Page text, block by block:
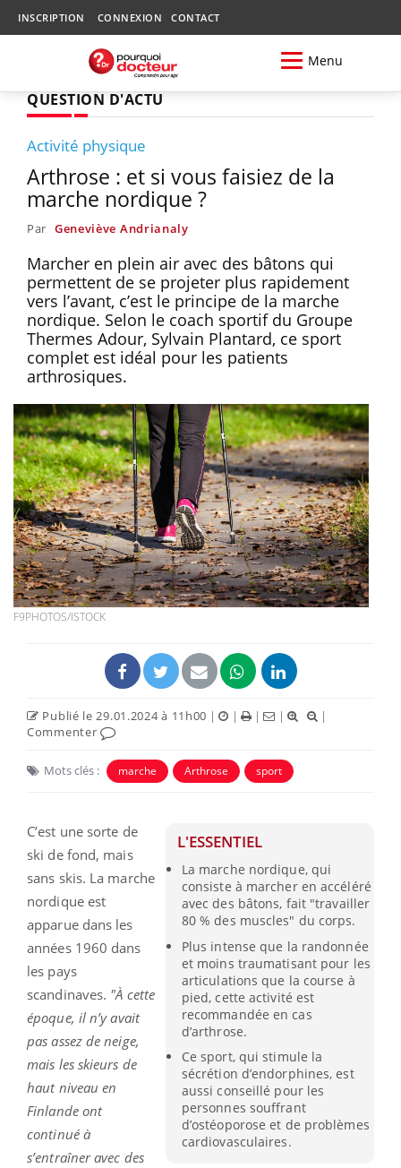
INSCRIPTION CONNEXION CONTACT
Menu
QUESTION D'ACTU
Activité physique
Arthrose : et si vous faisiez de la
marche nordique ?
Par Geneviève Andrianaly
Marcher en plein air avec des bâtons qui
permettent de se projeter plus rapidement
vers l’avant, c’est le principe de la marche
nordique. Selon le coach sportif du Groupe
Thermes Adour, Sylvain Plantard, ce sport
complet est idéal pour les patients
arthrosiques.
F9PHOTOS/ISTOCK
Publié le 29.01.2024 à 11h00 | | | |
|
Commenter
Mots clés : marche Arthrose sport
L'ESSENTIEL
La marche nordique, qui
consiste à marcher en accéléré
avec des bâtons, fait "travailler
80 % des muscles" du corps.
Plus intense que la randonnée
et moins traumatisant pour les
articulations que la course à
pied, cette activité est
recommandée en cas
d’arthrose.
Ce sport, qui stimule la
sécrétion d’endorphines, est
aussi conseillé pour les
personnes souffrant
d’ostéoporose et de problèmes
cardiovasculaires.
C’est une sorte de
ski de fond, mais
sans skis. La marche
nordique est
apparue dans les
années 1960 dans
les pays
scandinaves. "À cette
époque, il n’y avait
pas assez de neige,
mais les skieurs de
haut niveau en
Finlande ont
continué à
s’entraîner avec des